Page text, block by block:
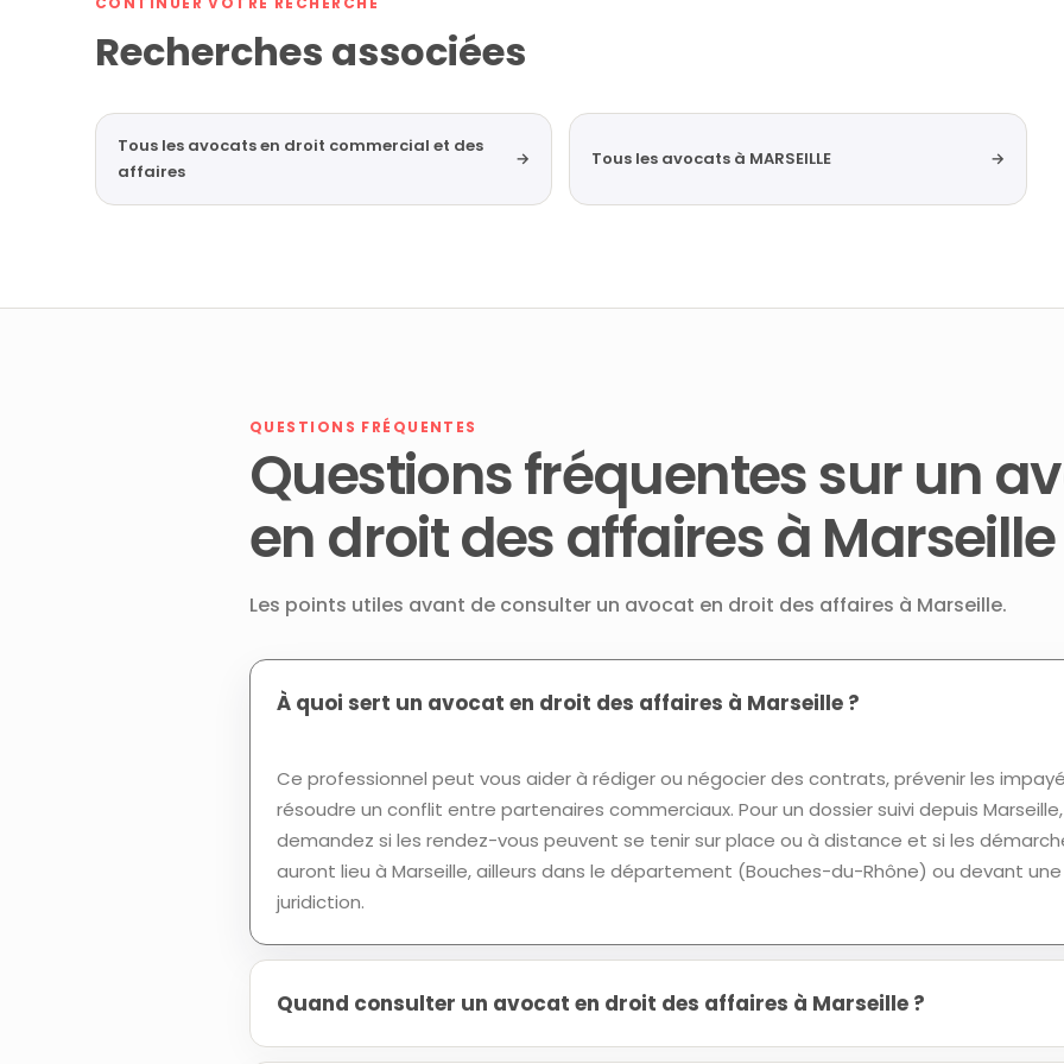
Recherches associées
Tous les avocats en droit commercial et des
affaires
→ Tous les avocats à MARSEILLE →
QUESTIONS FRÉQUENTES
Questions fréquentes sur un
en droit des affaires à Marseille
Les points utiles avant de consulter un avocat en droit des affaires à Marseille.
À quoi sert un avocat en droit des affaires à Marseille ?
Ce professionnel peut vous aider à rédiger ou négocier des contrats, prévenir les
résoudre un conflit entre partenaires commerciaux. Pour un dossier suivi depuis Marseille,
demandez si les rendez-vous peuvent se tenir sur place ou à distance et si les
auront lieu à Marseille, ailleurs dans le département (Bouches-du-Rhône) ou devant
juridiction.
Quand consulter un avocat en droit des affaires à Marseille ?